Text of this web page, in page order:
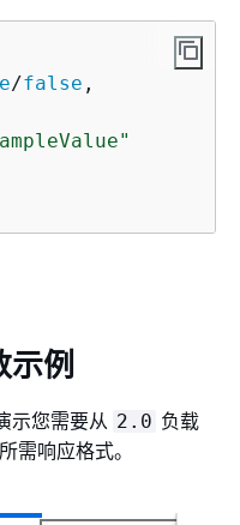
/false ,
例
示您需要从 2.0 负载
需响应格式。